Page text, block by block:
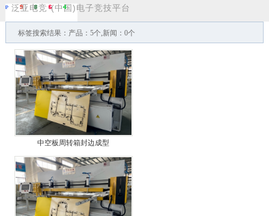
泛亚电竞·(中国)电子竞技平台
标签搜索结果：产品：5个,新闻：0个
中空板周转箱封边成型